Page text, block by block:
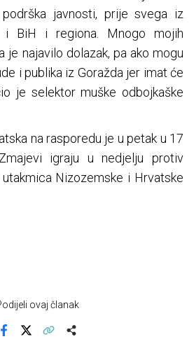
javnosti, prije svega iz
i BiH i regiona. Mnogo mojih
je najavilo dolazak, pa ako mogu
i publika iz Goražda jer imat će
je selektor muške odbojkaške
na rasporedu je u petak u 17
igraju u nedjelju protiv
Nizozemske i Hrvatske
ovaj članak